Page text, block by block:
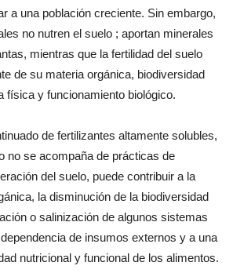
a una población creciente. Sin embargo,
no nutren el suelo ; aportan minerales
mientras que la fertilidad del suelo
de su materia orgánica, biodiversidad
física y funcionamiento biológico.
de fertilizantes altamente solubles,
no se acompaña de prácticas de
del suelo, puede contribuir a la
la disminución de la biodiversidad
o salinización de algunos sistemas
de insumos externos y a una
nutricional y funcional de los alimentos.